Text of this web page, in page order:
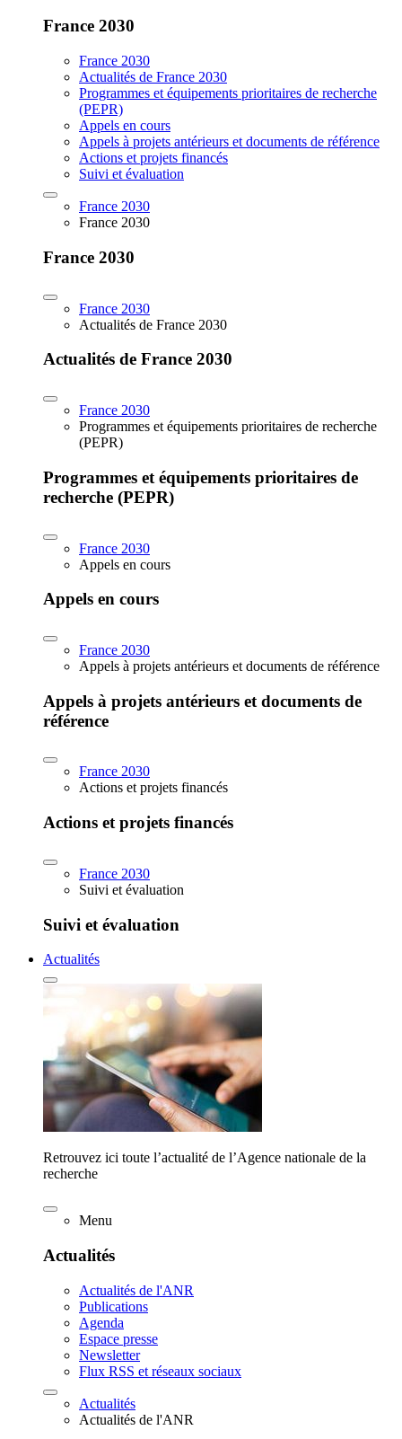
France 2030
France 2030
Actualités de France 2030
Programmes et équipements prioritaires de recherche
(PEPR)
Appels en cours
Appels à projets antérieurs et documents de référence
Actions et projets financés
Suivi et évaluation
France 2030
France 2030
France 2030
France 2030
Actualités de France 2030
Actualités de France 2030
France 2030
Programmes et équipements prioritaires de recherche
(PEPR)
Programmes et équipements prioritaires de
recherche (PEPR)
France 2030
Appels en cours
Appels en cours
France 2030
Appels à projets antérieurs et documents de référence
Appels à projets antérieurs et documents de
référence
France 2030
Actions et projets financés
Actions et projets financés
France 2030
Suivi et évaluation
Suivi et évaluation
Actualités
Retrouvez ici toute l’actualité de l’Agence nationale de la
recherche
Menu
Actualités
Actualités de l'ANR
Publications
Agenda
Espace presse
Newsletter
Flux RSS et réseaux sociaux
Actualités
Actualités de l'ANR